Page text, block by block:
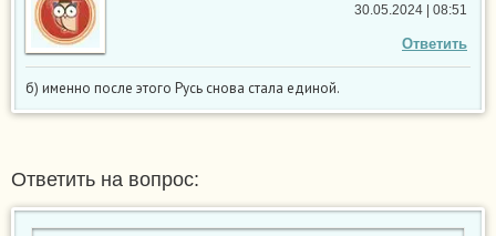
Ответить
30.05.2024 | 08:51
б) именно после этого Русь снова стала единой.
Ответить на вопрос: